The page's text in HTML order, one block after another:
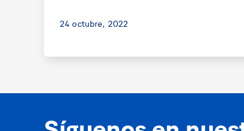
24 octubre, 2022